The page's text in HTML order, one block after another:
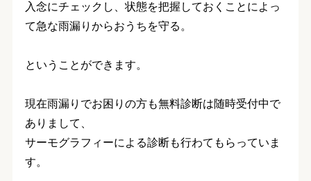
入念にチェックし、状態を把握しておくことによっ
て急な雨漏りからおうちを守る。
ということができます。
現在雨漏りでお困りの方も無料診断は随時受付中で
ありまして、
サーモグラフィーによる診断も行わてもらっていま
す。